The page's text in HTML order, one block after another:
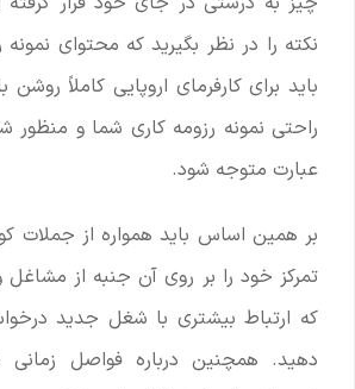
نکته را در نظر بگیرید که محتوای نمونه
باید برای کارفرمای اروپایی کاملاً روشن
راحتی نمونه رزومه کاری شما و منظور
عبارت متوجه شود.
بر همین اساس باید همواره از جملات
تمرکز خود را بر روی آن جنبه از
که ارتباط بیشتری با شغل جدید
دهید. همچنین درباره فواصل